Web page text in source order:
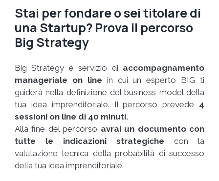
Stai per fondare o sei titolare di
una Startup? Prova il percorso
Big Strategy
Big Strategy è servizio di accompagnamento
manageriale on line in cui un esperto BIG ti
guiderà nella definizione del business model della
tua idea imprenditoriale. Il percorso prevede 4
sessioni on line di 40 minuti.
Alla fine del percorso avrai un documento con
tutte le indicazioni strategiche con la
valutazione tecnica della probabilità di successo
della tua idea imprenditoriale.